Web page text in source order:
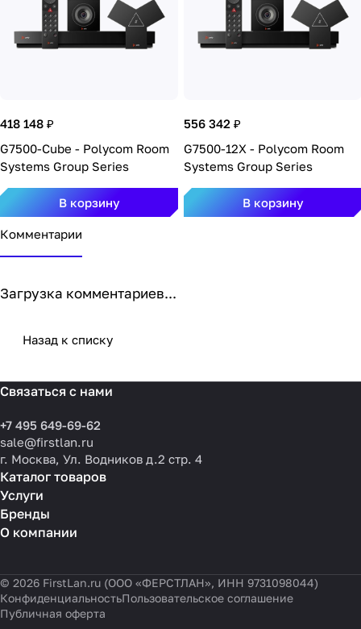
418 148 ₽
G7500-Cube - Polycom Room
Systems Group Series
В корзину
556 342 ₽
G7500-12X - Polycom Room
Systems Group Series
В корзину
Комментарии
Загрузка комментариев...
Назад к списку
Связаться с нами
+7 495 649-69-62
sale@firstlan.ru
г. Москва, Ул. Водников д.2 стр. 4
Каталог товаров
Услуги
Бренды
О компании
© 2026 FirstLan.ru (ООО «ФЕРСТЛАН», ИНН 9731098044)
КонфиденциальностьПользовательское соглашение
Публичная оферта